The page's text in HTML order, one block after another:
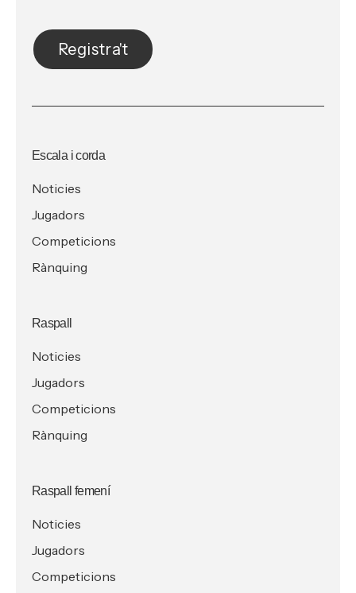
Registra't
Escala i corda
Noticies
Jugadors
Competicions
Rànquing
Raspall
Noticies
Jugadors
Competicions
Rànquing
Raspall femení
Noticies
Jugadors
Competicions